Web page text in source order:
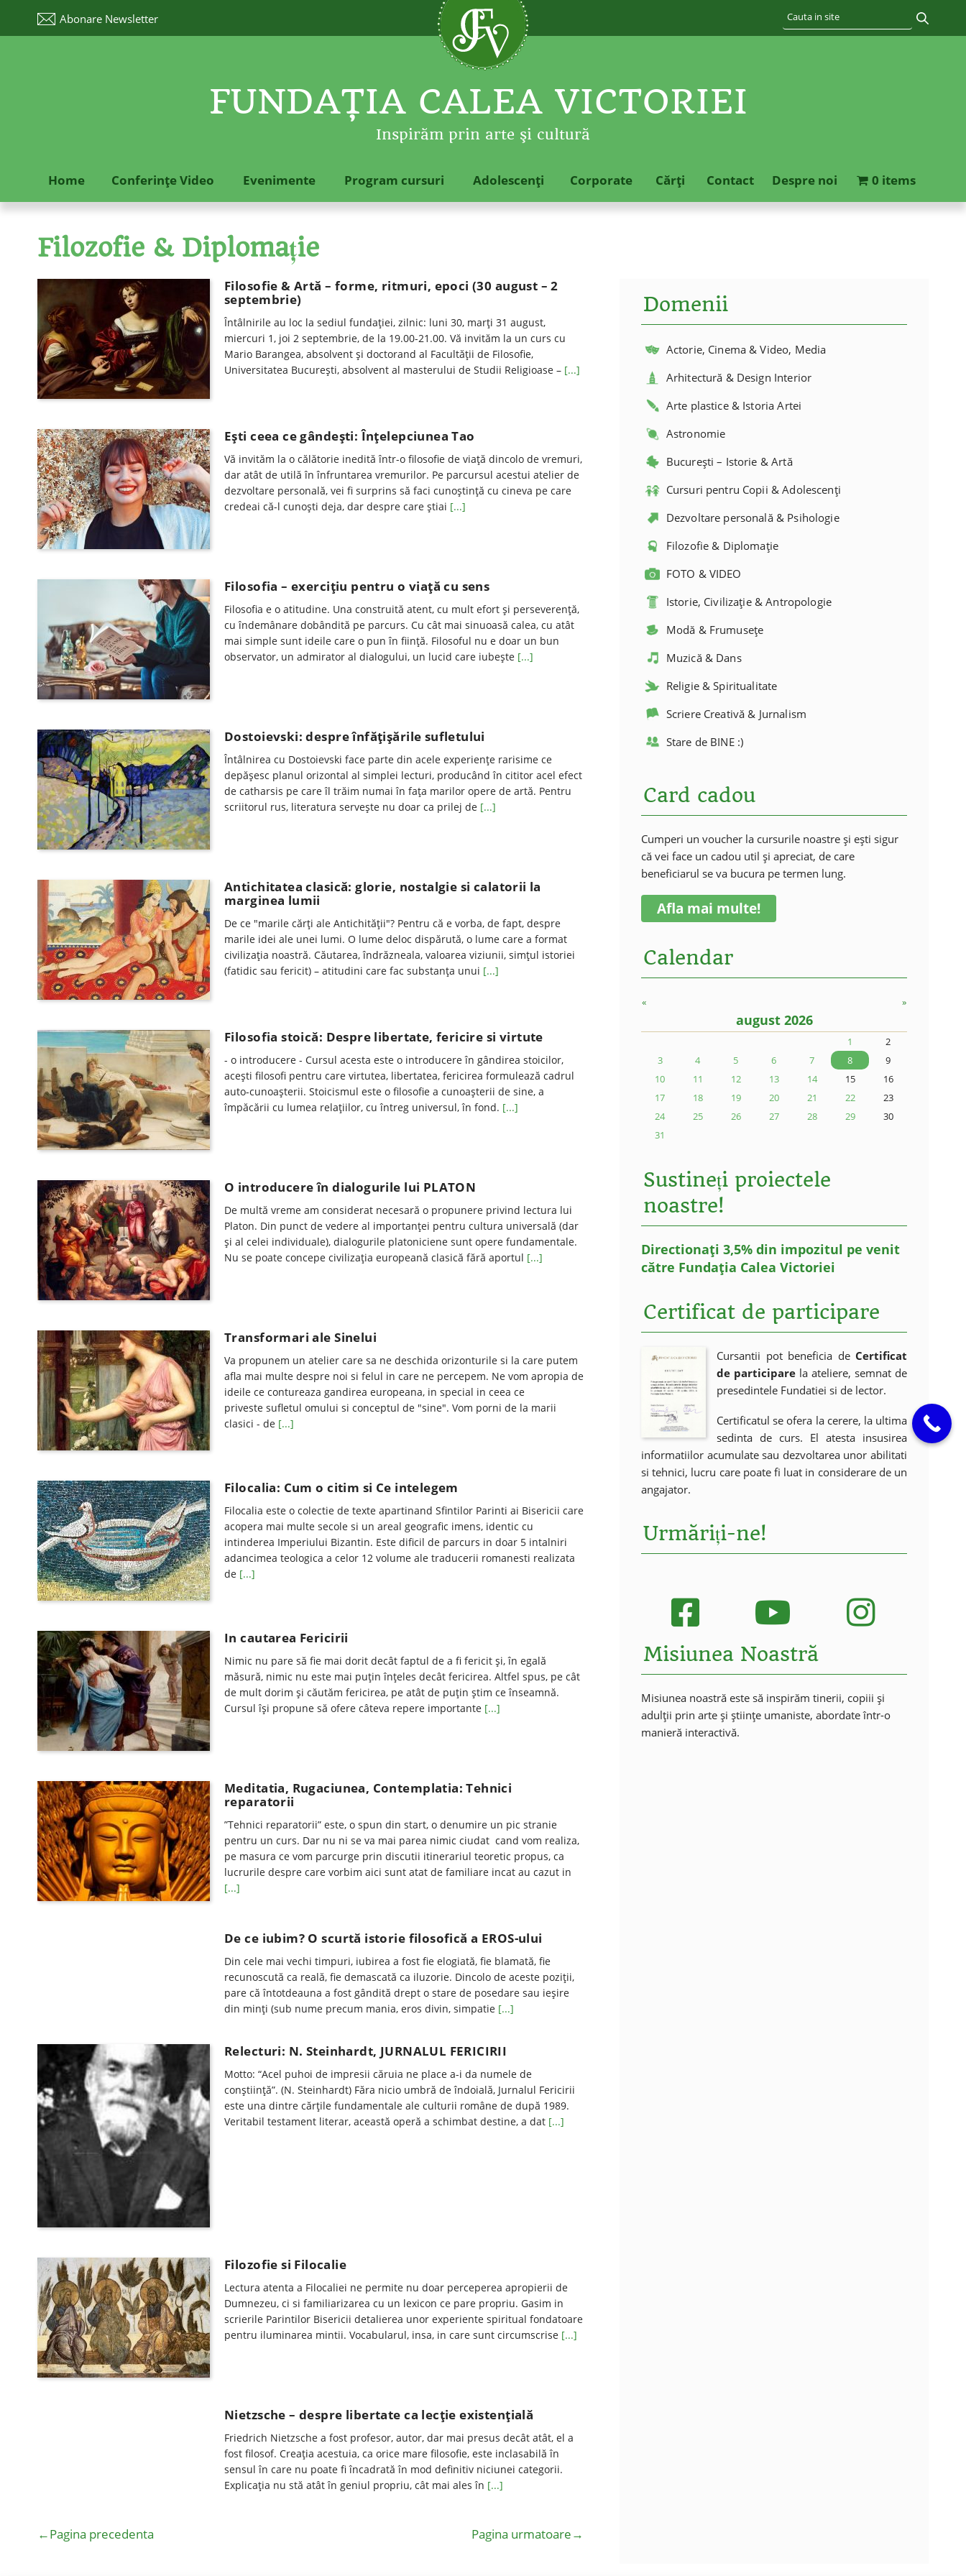
Abonare Newsletter
FUNDAŢIA CALEA VICTORIEI
Inspirăm prin arte şi cultură
Home Conferinţe Video Evenimente Program cursuri Adolescenţi Corporate Cărţi Contact Despre noi 0 items
Filozofie & Diplomație
Filosofie & Artă – forme, ritmuri, epoci (30 august – 2
septembrie)
Întâlnirile au loc la sediul fundației, zilnic: luni 30, marți 31 august,
miercuri 1, joi 2 septembrie, de la 19.00-21.00. Vă invităm la un curs cu
Mario Barangea, absolvent şi doctorand al Facultăţii de Filosofie,
Universitatea Bucureşti, absolvent al masterului de Studii Religioase – [...]
Eşti ceea ce gândeşti: Înţelepciunea Tao
Vă invităm la o călătorie inedită într-o filosofie de viaţă dincolo de vremuri,
dar atât de utilă în înfruntarea vremurilor. Pe parcursul acestui atelier de
dezvoltare personală, vei fi surprins să faci cunoştinţă cu cineva pe care
credeai că-l cunoşti deja, dar despre care ştiai [...]
Filosofia – exerciţiu pentru o viaţă cu sens
Filosofia e o atitudine. Una construită atent, cu mult efort și perseverență,
cu îndemânare dobândită pe parcurs. Cu cât mai sinuoasă calea, cu atât
mai simple sunt ideile care o pun în ființă. Filosoful nu e doar un bun
observator, un admirator al dialogului, un lucid care iubește [...]
Dostoievski: despre înfăţişările sufletului
Întâlnirea cu Dostoievski face parte din acele experiențe rarisime ce
depășesc planul orizontal al simplei lecturi, producând în cititor acel efect
de catharsis pe care îl trăim numai în fața marilor opere de artă. Pentru
scriitorul rus, literatura servește nu doar ca prilej de [...]
Antichitatea clasică: glorie, nostalgie si calatorii la
marginea lumii
De ce "marile cărți ale Antichității"? Pentru că e vorba, de fapt, despre
marile idei ale unei lumi. O lume deloc dispărută, o lume care a format
civilizația noastră. Căutarea, îndrăzneala, valoarea viziunii, simțul istoriei
(fatidic sau fericit) – atitudini care fac substanța unui [...]
Filosofia stoică: Despre libertate, fericire si virtute
- o introducere - Cursul acesta este o introducere în gândirea stoicilor,
acești filosofi pentru care virtutea, libertatea, fericirea formulează cadrul
auto-cunoașterii. Stoicismul este o filosofie a cunoașterii de sine, a
împăcării cu lumea relațiilor, cu întreg universul, în fond. [...]
O introducere în dialogurile lui PLATON
De multă vreme am considerat necesară o propunere privind lectura lui
Platon. Din punct de vedere al importanței pentru cultura universală (dar
și al celei individuale), dialogurile platoniciene sunt opere fundamentale.
Nu se poate concepe civilizația europeană clasică fără aportul [...]
Transformari ale Sinelui
Va propunem un atelier care sa ne deschida orizonturile si la care putem
afla mai multe despre noi si felul in care ne percepem. Ne vom apropia de
ideile ce contureaza gandirea europeana, in special in ceea ce
priveste sufletul omului si conceptul de "sine". Vom porni de la marii
clasici - de [...]
Filocalia: Cum o citim si Ce intelegem
Filocalia este o colectie de texte apartinand Sfintilor Parinti ai Bisericii care
acopera mai multe secole si un areal geografic imens, identic cu
intinderea Imperiului Bizantin. Este dificil de parcurs in doar 5 intalniri
adancimea teologica a celor 12 volume ale traducerii romanesti realizata
de [...]
In cautarea Fericirii
Nimic nu pare să fie mai dorit decât faptul de a fi fericit și, în egală
măsură, nimic nu este mai puțin înțeles decât fericirea. Altfel spus, pe cât
de mult dorim și căutăm fericirea, pe atât de puțin știm ce înseamnă.
Cursul își propune să ofere câteva repere importante [...]
Meditatia, Rugaciunea, Contemplatia: Tehnici
reparatorii
”Tehnici reparatorii” este, o spun din start, o denumire un pic stranie
pentru un curs. Dar nu ni se va mai parea nimic ciudat cand vom realiza,
pe masura ce vom parcurge prin discutii itinerariul teoretic propus, ca
lucrurile despre care vorbim aici sunt atat de familiare incat au cazut in
[...]
De ce iubim? O scurtă istorie filosofică a EROS-ului
Din cele mai vechi timpuri, iubirea a fost fie elogiată, fie blamată, fie
recunoscută ca reală, fie demascată ca iluzorie. Dincolo de aceste poziții,
pare că întotdeauna a fost gândită drept o stare de posedare sau ieșire
din minți (sub nume precum mania, eros divin, simpatie [...]
Relecturi: N. Steinhardt, JURNALUL FERICIRII
Motto: “Acel puhoi de impresii căruia ne place a-i da numele de
conştiinţă”. (N. Steinhardt) Făra nicio umbră de îndoială, Jurnalul Fericirii
este una dintre cărţile fundamentale ale culturii române de după 1989.
Veritabil testament literar, această operă a schimbat destine, a dat [...]
Filozofie si Filocalie
Lectura atenta a Filocaliei ne permite nu doar perceperea apropierii de
Dumnezeu, ci si familiarizarea cu un lexicon ce pare propriu. Gasim in
scrierile Parintilor Bisericii detalierea unor experiente spiritual fondatoare
pentru iluminarea mintii. Vocabularul, insa, in care sunt circumscrise [...]
Nietzsche – despre libertate ca lecţie existenţială
Friedrich Nietzsche a fost profesor, autor, dar mai presus decât atât, el a
fost filosof. Creația acestuia, ca orice mare filosofie, este inclasabilă în
sensul în care nu poate fi încadrată în mod definitiv niciunei categorii.
Explicația nu stă atât în geniul propriu, cât mai ales în [...]
Pagina urmatoare→
←Pagina precedenta
Domenii
Actorie, Cinema & Video, Media
Arhitectură & Design Interior
Arte plastice & Istoria Artei
Astronomie
București – Istorie & Artă
Cursuri pentru Copii & Adolescenți
Dezvoltare personală & Psihologie
Filozofie & Diplomație
FOTO & VIDEO
Istorie, Civilizație & Antropologie
Modă & Frumusețe
Muzică & Dans
Religie & Spiritualitate
Scriere Creativă & Jurnalism
Stare de BINE :)
Card cadou
Cumperi un voucher la cursurile noastre și ești sigur
că vei face un cadou util și apreciat, de care
beneficiarul se va bucura pe termen lung.
Afla mai multe!
Calendar
« »
august 2026
1
2
3
4 5 6 7 8
9
10
11 12 13 14 15
16
17
18 19 20 21 22
23
24
25 26 27 28 29
30
31
Sustineți proiectele
noastre!
Directionați 3,5% din impozitul pe venit
către Fundația Calea Victoriei
Certificat de participare
Cursantii pot beneficia de Certificat
de participare la ateliere, semnat de
presedintele Fundatiei si de lector.
Certificatul se ofera la cerere, la ultima
sedinta de curs. El atesta insusirea
informatiilor acumulate sau dezvoltarea unor abilitati
si tehnici, lucru care poate fi luat in considerare de un
angajator.
Urmăriți-ne!
Misiunea Noastră
Misiunea noastră este să inspirăm tinerii, copiii și
adulții prin arte și științe umaniste, abordate într-o
manieră interactivă.